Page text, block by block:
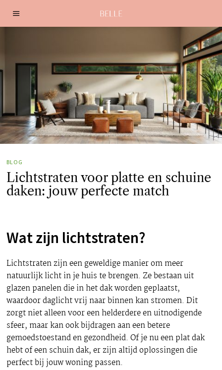
BLOG
Lichtstraten voor platte en schuine
daken: jouw perfecte match
Wat zijn lichtstraten?
Lichtstraten zijn een geweldige manier om meer
natuurlijk licht in je huis te brengen. Ze bestaan uit
glazen panelen die in het dak worden geplaatst,
waardoor daglicht vrij naar binnen kan stromen. Dit
zorgt niet alleen voor een helderdere en uitnodigende
sfeer, maar kan ook bijdragen aan een betere
gemoedstoestand en gezondheid. Of je nu een plat dak
hebt of een schuin dak, er zijn altijd oplossingen die
perfect bij jouw woning passen.